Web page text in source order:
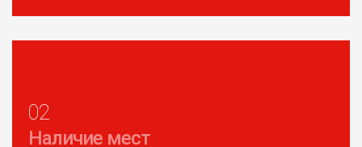
02
Наличие мест